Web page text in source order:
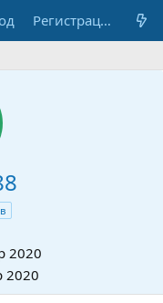
Регистрация
2020
2020